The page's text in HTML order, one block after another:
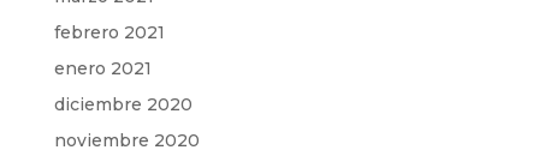
febrero 2021
enero 2021
diciembre 2020
noviembre 2020